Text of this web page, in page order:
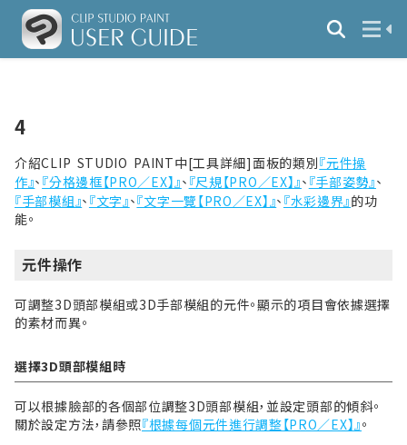
4
介紹CLIP STUDIO PAINT中[工具詳細]面板的類別『元件操
作』、 『分格邊框【PRO／EX】』、 『尺規【PRO／EX】』、 『手部姿勢』、
『手部模組』、 『文字』、『文字一覽【PRO／EX】』、 『水彩邊界』的功
能。
元件操作
可調整3D頭部模組或3D手部模組的元件。顯示的項目會依據選擇
的素材而異。
選擇3D頭部模組時
可以根據臉部的各個部位調整3D頭部模組，並設定頭部的傾斜。
關於設定方法，請參照『根據每個元件進行調整【PRO／EX】』。